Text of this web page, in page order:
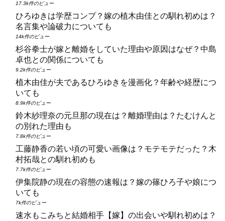
17.3k件のビュー
ひろゆきは学歴コンプ？嫁の植木由佳との馴れ初めは？
名言集や論破力についても
14k件のビュー
杉谷拳士が嫁と離婚をしていた理由や原因はなぜ？中島
卓也との関係についても
9.2k件のビュー
植木由佳が夫であるひろゆきを漫画化？年齢や経歴につ
いても
8.9k件のビュー
鈴木紗理奈の元旦那の現在は？離婚理由は？たむけんと
の別れた理由も
7.8k件のビュー
工藤静香の若い頃の可愛い画像は？モテモテだった？木
村拓哉との馴れ初めも
7.7k件のビュー
伊集院静の現在の容態の速報は？嫁の篠ひろ子や娘につ
いても
7k件のビュー
速水もこみちと結婚相手【嫁】の出会いや馴れ初めは？